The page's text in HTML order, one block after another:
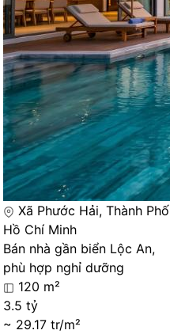
Xã Phước Hải, Thành Phố
Hồ Chí Minh
Bán nhà gần biển Lộc An,
phù hợp nghỉ dưỡng
120 m²
3.5 tỷ
~ 29.17 tr/m²